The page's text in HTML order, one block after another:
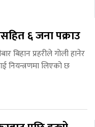
६ जना पक्राउ
बिहान प्रहरीले गोली हानेर
नियन्त्रणमा लिएको छ